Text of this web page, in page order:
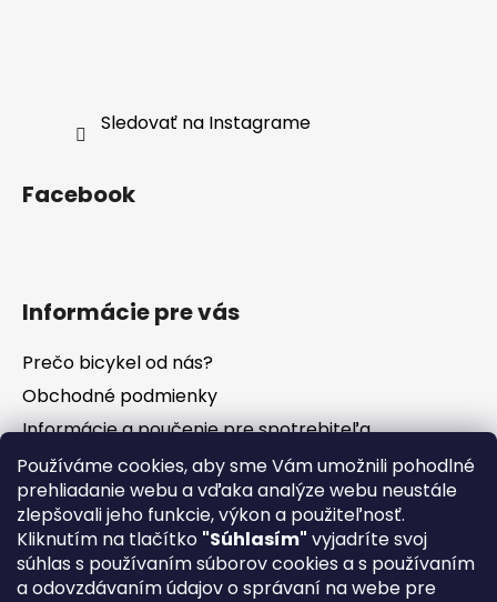
Používáme cookies, aby sme Vám umožnili pohodlné
prehliadanie webu a vďaka analýze webu neustále
zlepšovali jeho funkcie, výkon a použiteľnosť.
Kliknutím na tlačítko "Súhlasím" vyjadríte svoj
súhlas s používaním súborov cookies a s používaním
a odovzdávaním údajov o správaní na webe pre
Sledovať na Instagrame
Facebook
Informácie pre vás
Prečo bicykel od nás?
Obchodné podmienky
Informácie a poučenie pre spotrebiteľa
Vrátenie tovaru - odstúpenie od zmluvy
Ochrana osobných údajov
Súbory cookies
Formuláre na stiahnutie
Reklamačný poriadok